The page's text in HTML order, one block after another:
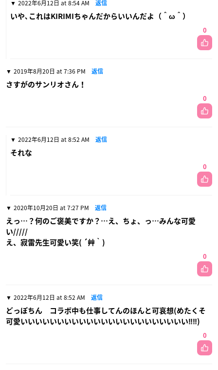
2022年6月12日 at 8:54 AM 返信
いや､これはKIRIMIちゃんだからいいんだよ（＾ω＾）
0
2019年8月20日 at 7:36 PM 返信
さすがのサンリオさん！
0
2022年6月12日 at 8:52 AM 返信
それな
0
2020年10月20日 at 7:27 PM 返信
えっ…？何のご褒美ですか？…え、ちょ、っ…みんな可愛
い/////
え、寂雷先生可愛い笑( ´艸｀)
0
2022年6月12日 at 8:52 AM 返信
どっぽちん コラボ中も仕事してんのほんと可哀想(めたくそ
可愛いいいいいいいいいいいいいいいいいいいいいいい‼︎‼︎)
0